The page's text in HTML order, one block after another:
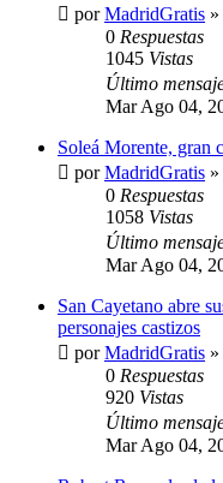
porMadridGratis »
0 Respuestas
1045 Vistas
Último
Mar Ago 04,
Soleá Morente, gran
porMadridGratis »
0 Respuestas
1058 Vistas
Último
Mar Ago 04,
San Cayetano abre
personajes castizos
porMadridGratis »
0 Respuestas
920 Vistas
Último
Mar Ago 04,